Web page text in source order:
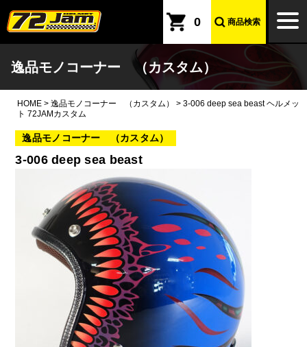
本文へ
0 商品検索
逸品モノコーナー （カスタム）
HOME > 逸品モノコーナー （カスタム） > 3-006 deep sea beast ヘルメッ
ト 72JAMカスタム
逸品モノコーナー （カスタム）
3-006 deep sea beast